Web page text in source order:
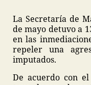
La Secretaría de
de mayo detuvo a
en las
repeler una
imputados.
De acuerdo con